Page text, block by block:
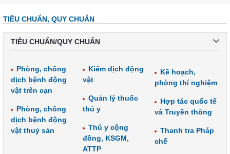
TIÊU CHUẨN, QUY CHUẨN
TIÊU CHUẨN/QUY CHUẨN
Phòng, chống
dịch bệnh động
vật trên cạn
Phòng, chống
dịch bệnh động
vật thuỷ sản
Kiểm dịch động
vật
Quản lý thuốc
thú y
Thú y cộng
đồng, KSGM,
ATTP
Kế hoạch,
phòng thí nghiệm
Hợp tác quốc tế
và Truyền thông
Thanh tra Pháp
chế